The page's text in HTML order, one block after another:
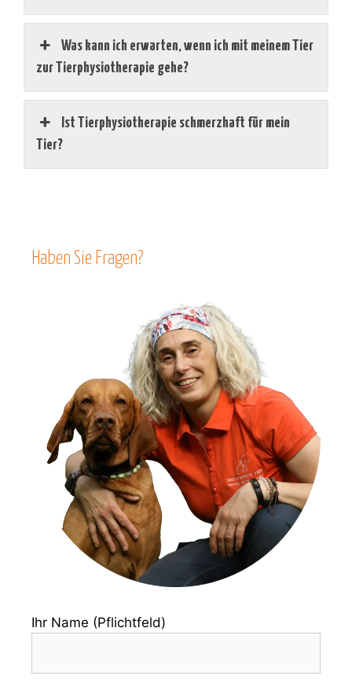
Was kann ich erwarten, wenn ich mit meinem Tier
zur Tierphysiotherapie gehe?
Ist Tierphysiotherapie schmerzhaft für mein
Tier?
Haben Sie Fragen?
Ihr Name (Pflichtfeld)